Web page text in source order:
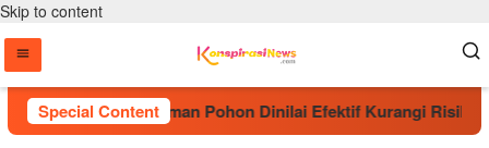
Skip to content
Special Content
Sebut Penanaman Pohon Dinilai Efektif Kurangi Risiko